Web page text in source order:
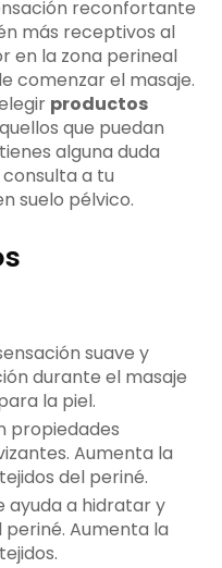
reconfortante
más receptivos al
en la zona perineal
comenzar el masaje.
productos
que puedan
alguna duda
a tu
suelo pélvico.
suave y
durante el masaje
la piel.
propiedades
Aumenta la
del periné.
ayuda a hidratar y
periné. Aumenta la